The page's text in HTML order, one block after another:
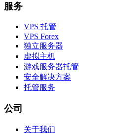
服务
VPS 托管
VPS Forex
独立服务器
虚拟主机
游戏服务器托管
安全解决方案
托管服务
公司
关于我们